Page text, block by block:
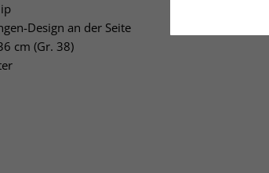
Design an der Seite
cm (Gr. 38)